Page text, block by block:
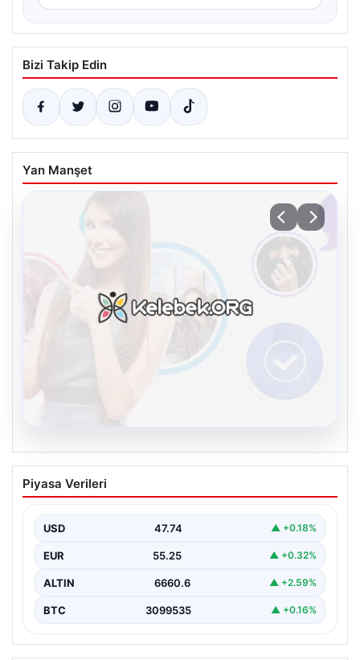
Bizi Takip Edin
Yan Manşet
Kelebek.Org İle Sanal İletişimin Seviyeli
Adresi Ve Sohbet Deneyimi
kurması büyük bir önem ifade etmektedir. Güncel…
Piyasa Verileri
USD 47.74 ▲ +0.18%
EUR 55.25 ▲ +0.32%
ALTIN 6660.6 ▲ +2.59%
BTC 3099535 ▲ +0.16%